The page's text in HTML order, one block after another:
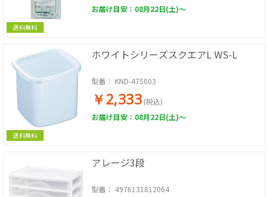
送料無料
お届け目安：08月22日(土)～
送料無料
ホワイトシリーズスクエアL WS-L
型番： KND-475003
￥2,333 (税込)
お届け目安：08月22日(土)～
アレージ3段
型番： 4976131812064